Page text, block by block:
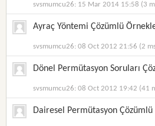
svsmumcu26: 15 Mar 2014 15:58 (3
Ayraç Yöntemi Çözümlü
svsmumcu26: 08 Oct 2012 21:56 (2
Dönel Permütasyon Soruları
svsmumcu26: 08 Oct 2012 19:42 (41
Dairesel Permütasyon Çözümlü